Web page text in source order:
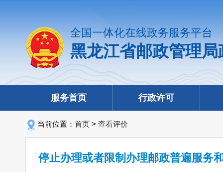
全国一体化在线政务服务平台
黑龙江省邮政管理
服务首页 行政许可
当前位置： 首页 > 查看评价
停止办理或者限制办理邮政普遍服务